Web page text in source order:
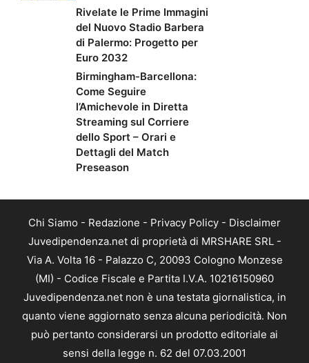
Rivelate le Prime Immagini
del Nuovo Stadio Barbera
di Palermo: Progetto per
Euro 2032
Birmingham-Barcellona:
Come Seguire
l’Amichevole in Diretta
Streaming sul Corriere
dello Sport – Orari e
Dettagli del Match
Preseason
Chi Siamo - Redazione - Privacy Policy - Disclaimer
Juvedipendenza.net di proprietà di MRSHARE SRL -
Via A. Volta 16 - Palazzo C, 20093 Cologno Monzese
(MI) - Codice Fiscale e Partita I.V.A. 10216150960
Juvedipendenza.net non è una testata giornalistica, in
quanto viene aggiornato senza alcuna periodicità. Non
può pertanto considerarsi un prodotto editoriale ai
sensi della legge n. 62 del 07.03.2001